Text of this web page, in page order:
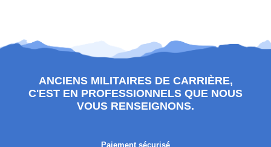
ANCIENS MILITAIRES DE CARRIÈRE,
C'EST EN PROFESSIONNELS QUE NOUS
VOUS RENSEIGNONS.
Paiement sécurisé